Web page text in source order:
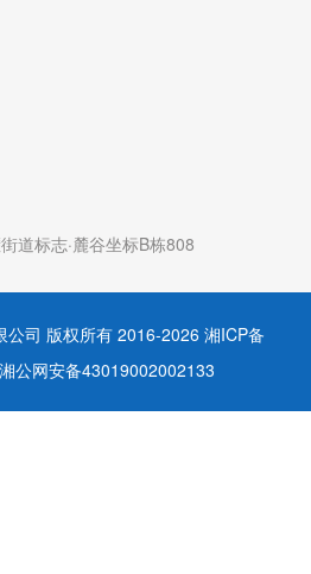
道标志·麓谷坐标B栋808
公司 版权所有 2016-2026 湘ICP备
湘公网安备43019002002133